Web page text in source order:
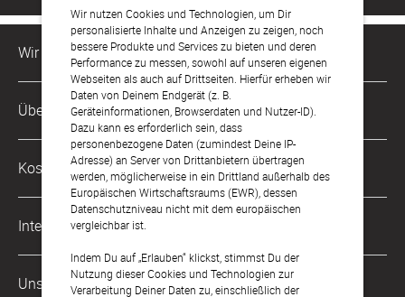
Wir nutzen Cookies und Technologien, um Dir
personalisierte Inhalte und Anzeigen zu zeigen, noch
bessere Produkte und Services zu bieten und deren
Performance zu messen, sowohl auf unseren eigenen
Webseiten als auch auf Drittseiten. Hierfür erheben wir
Daten von Deinem Endgerät (z. B.
Geräteinformationen, Browserdaten und Nutzer-ID).
Dazu kann es erforderlich sein, dass
personenbezogene Daten (zumindest Deine IP-
Adresse) an Server von Drittanbietern übertragen
werden, möglicherweise in ein Drittland außerhalb des
Europäischen Wirtschaftsraums (EWR), dessen
Datenschutzniveau nicht mit dem europäischen
vergleichbar ist.
Indem Du auf „Erlauben“ klickst, stimmst Du der
Nutzung dieser Cookies und Technologien zur
Verarbeitung Deiner Daten zu, einschließlich der
Wir sind für Dich da
Kundenservice-Hotline
0221 956 725 10
Mo. - Fr. von 9 bis 17 Uhr
kontakt@sendmoments.de
Über Uns
Philosophie
Karriere
Impressum
AGB & Widerrufsrecht
Zahlung & Versand
Kostenlose Services
Musterkarten
Digitale Gästelisten
International
Österreich
Unsere Zahlungsarten